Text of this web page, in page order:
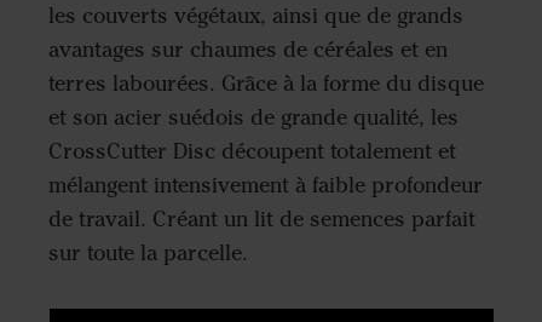
les couverts végétaux, ainsi que de grands
avantages sur chaumes de céréales et en
terres labourées. Grâce à la forme du disque
et son acier suédois de grande qualité, les
CrossCutter Disc découpent totalement et
mélangent intensivement à faible profondeur
de travail. Créant un lit de semences parfait
sur toute la parcelle.